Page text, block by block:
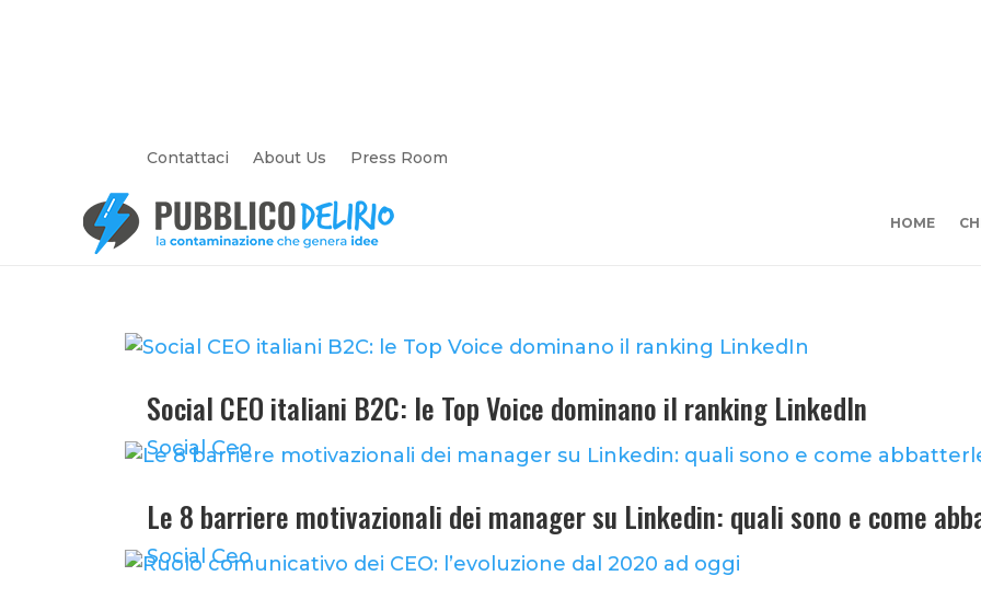
Contattaci About Us Press Room
HOME
Social CEO italiani B2C: le Top Voice dominano il ranking LinkedIn
Social Ceo
Le 8 barriere motivazionali dei manager su Linkedin: quali sono e come
Social Ceo